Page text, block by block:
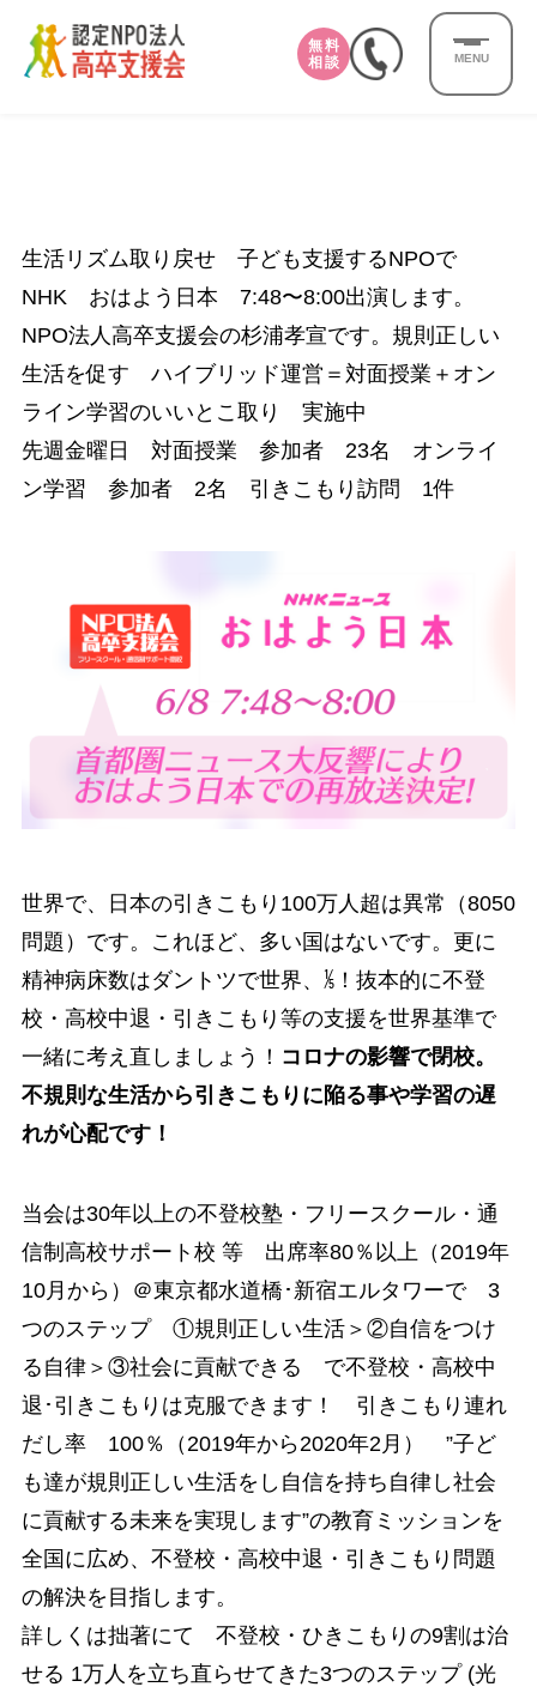
無料
相談
MENU
生活リズム取り戻せ 子ども支援するNPOで
NHK おはよう日本 7:48〜8:00出演します。
NPO法人高卒支援会の杉浦孝宣です。規則正しい
生活を促す ハイブリッド運営＝対面授業＋オン
ライン学習のいいとこ取り 実施中
先週金曜日 対面授業 参加者 23名 オンライ
ン学習 参加者 2名 引きこもり訪問 1件
世界で、日本の引きこもり100万人超は異常（8050
問題）です。これほど、多い国はないです。更に
精神病床数はダントツで世界、⅕！抜本的に不登
校・高校中退・引きこもり等の支援を世界基準で
一緒に考え直しましょう！ コロナの影響で閉校。
不規則な生活から引きこもりに陥る事や学習の遅
れが心配です！
当会は30年以上の不登校塾・フリースクール・通
信制高校サポート校 等 出席率80％以上（2019年
10月から）＠東京都水道橋･新宿エルタワーで 3
つのステップ ①規則正しい生活＞②自信をつけ
る自律＞③社会に貢献できる で不登校・高校中
退･引きこもりは克服できます！ 引きこもり連れ
だし率 100％（2019年から2020年2月） ”子ど
も達が規則正しい生活をし自信を持ち自律し社会
に貢献する未来を実現します”の教育ミッションを
全国に広め、不登校・高校中退・引きこもり問題
の解決を目指します。
詳しくは拙著にて 不登校・ひきこもりの9割は治
せる 1万人を立ち直らせてきた3つのステップ (光